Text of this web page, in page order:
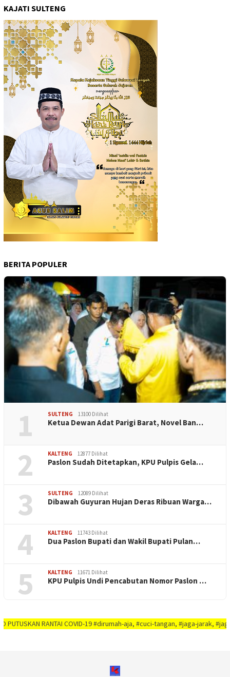
KAJATI SULTENG
BERITA POPULER
1 SULTENG 13100 Dilihat
Ketua Dewan Adat Parigi Barat, Novel Ban…
2 KALTENG 12877 Dilihat
Paslon Sudah Ditetapkan, KPU Pulpis Gela…
3 SULTENG 12089 Dilihat
Dibawah Guyuran Hujan Deras Ribuan Warga…
4 KALTENG 11743 Dilihat
Dua Paslon Bupati dan Wakil Bupati Pulan…
5 KALTENG 11671 Dilihat
KPU Pulpis Undi Pencabutan Nomor Paslon …
RANTAI COVID-19 #dirumah-aja, #cuci-tangan, #jaga-jarak, #jaga-